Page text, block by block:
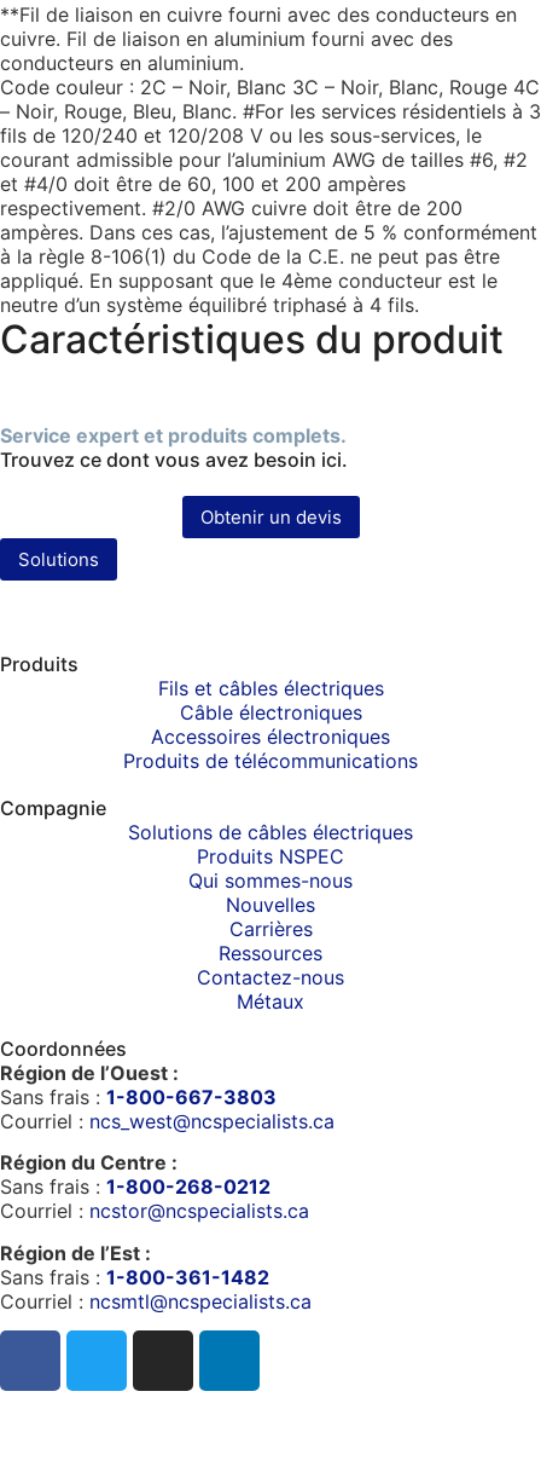
**Fil de liaison en cuivre fourni avec des conducteurs en
cuivre. Fil de liaison en aluminium fourni avec des
conducteurs en aluminium.
Code couleur : 2C – Noir, Blanc 3C – Noir, Blanc, Rouge 4C
– Noir, Rouge, Bleu, Blanc. #For les services résidentiels à 3
fils de 120/240 et 120/208 V ou les sous-services, le
courant admissible pour l’aluminium AWG de tailles #6, #2
et #4/0 doit être de 60, 100 et 200 ampères
respectivement. #2/0 AWG cuivre doit être de 200
ampères. Dans ces cas, l’ajustement de 5 % conformément
à la règle 8-106(1) du Code de la C.E. ne peut pas être
appliqué. En supposant que le 4ème conducteur est le
neutre d’un système équilibré triphasé à 4 fils.
Caractéristiques du produit
Service expert et produits complets.
Trouvez ce dont vous avez besoin ici.
Obtenir un devis
Solutions
Produits
Fils et câbles électriques
Câble électroniques
Accessoires électroniques
Produits de télécommunications
Compagnie
Solutions de câbles électriques
Produits NSPEC
Qui sommes-nous
Nouvelles
Carrières
Ressources
Contactez-nous
Métaux
Coordonnées
Région de l’Ouest :
Sans frais : 1-800-667-3803
Courriel : ncs_west@ncspecialists.ca
Région du Centre :
Sans frais : 1-800-268-0212
Courriel : ncstor@ncspecialists.ca
Région de l’Est :
Sans frais : 1-800-361-1482
Courriel : ncsmtl@ncspecialists.ca